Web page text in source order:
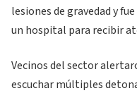
lesiones de gravedad y
un hospital para recibir
Vecinos del sector
escuchar múltiples